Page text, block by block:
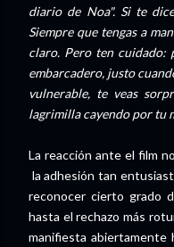
diario de Noa". Si te
Siempre que tengas a
claro. Pero ten cuidado:
embarcadero, justo
vulnerable, te veas
lagrimilla cayendo por tu
La reacción ante el film
la adhesión tan
reconocer cierto grado
hasta el rechazo más
manifiesta abiertamente